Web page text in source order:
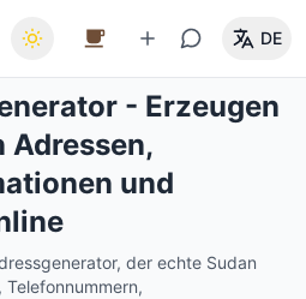
DE
- Erzeugen
Adressen,
und
der echte Sudan
Telefonnummern,